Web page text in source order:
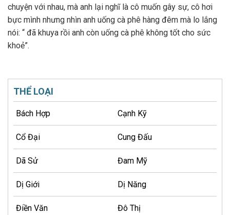
chuyện với nhau, mà anh lại nghĩ là cô muốn gây sự, cô hơi
bực mình nhưng nhìn anh uống cà phê hàng đêm mà lo lắng
nói: “ đã khuya rồi anh còn uống cà phê không tốt cho sức
khoẻ”.
THỂ LOẠI
Bách Hợp Cạnh Kỹ
Cổ Đại Cung Đấu
Dã Sử Đam Mỹ
Dị Giới Dị Năng
Điền Văn Đô Thị